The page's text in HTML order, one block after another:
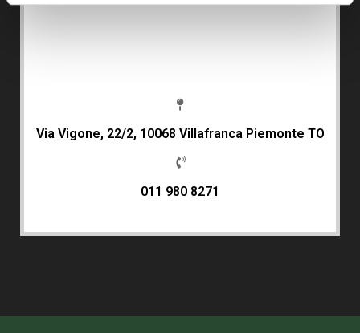
Via Vigone, 22/2, 10068 Villafranca Piemonte TO
011 980 8271